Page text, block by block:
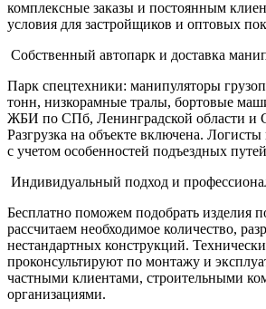
комплексные заказы и постоянным
условия для застройщиков и оптовых
Собственный автопарк и доставка
Парк спецтехники: манипуляторы
тонн, низкорамные тралы, бортовые
ЖБИ по СПб, Ленинградской области и
Разгрузка на объекте включена.
с учетом особенностей подъездных
Индивидуальный подход и
Бесплатно поможем подобрать изделия
рассчитаем необходимое количество,
нестандартных конструкций.
проконсультируют по монтажу и
частными клиентами, строительными
организациями.